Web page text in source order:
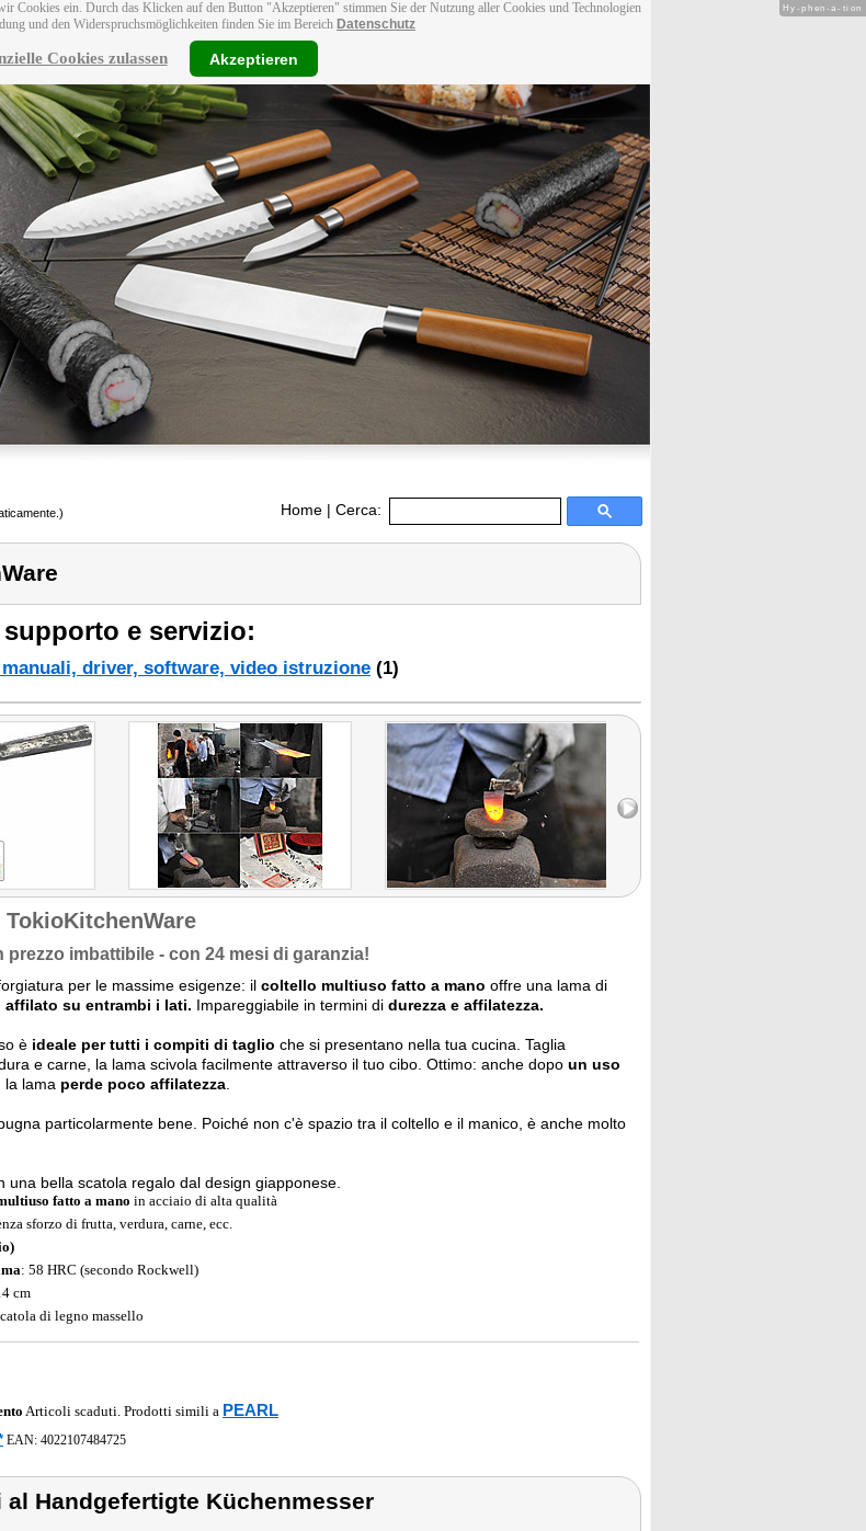
Cookies ein. Durch das Klicken auf den Button "Akzeptieren" stimmen Sie der Nutzung aller Cookies und Technologien
und den Widerspruchsmöglichkeiten finden Sie im Bereich Datenschutz
Cookies zulassen Akzeptieren
Home | Cerca:
e servizio:
driver, software, video istruzione (1)
TokioKitchenWare
prezzo imbattibile - con 24 mesi di garanzia!
per le massime esigenze: il coltello multiuso fatto a mano offre una lama di
affilato su entrambi i lati. Impareggiabile in termini di durezza e affilatezza.
è ideale per tutti i compiti di taglio che si presentano nella tua cucina. Taglia
e carne, la lama scivola facilmente attraverso il tuo cibo. Ottimo: anche dopo un uso
, la lama perde poco affilatezza
particolarmente bene. Poiché non c'è spazio tra il coltello e il manico, è anche molto
una bella scatola regalo dal design giapponese.
fatto a mano in acciaio di alta qualità
sforzo di frutta, verdura, carne, ecc.
: 58 HRC (secondo Rockwell)
cm
di legno massello
Articoli scaduti. Prodotti simili a PEARL
EAN: 4022107484725
al Handgefertigte Küchenmesser
Hy-phen-a-tion